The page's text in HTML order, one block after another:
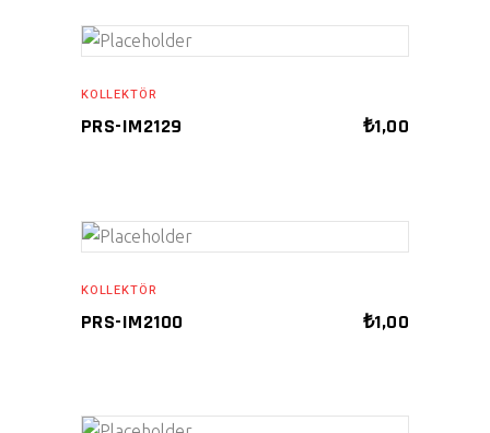
KOLLEKTÖR
PRS-IM2129 ₺1,00
KOLLEKTÖR
PRS-IM2100 ₺1,00